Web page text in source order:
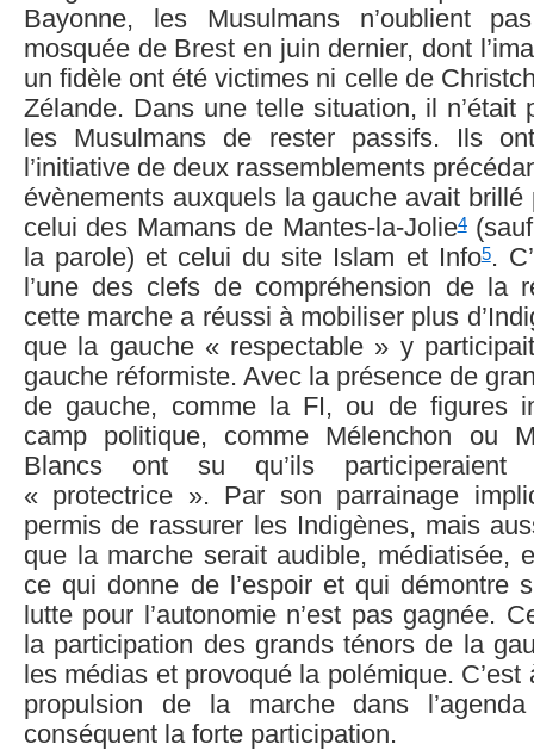
Bayonne, les Musulmans n’oublient
mosquée de Brest en juin dernier, dont
un fidèle ont été victimes ni celle de
Zélande. Dans une telle situation, il n’était
les Musulmans de rester passifs. Ils
l’initiative de deux rassemblements
évènements auxquels la gauche avait
celui des Mamans de Mantes-la-Jolie4(sauf
la parole) et celui du site Islam et Info5.
l’une des clefs de compréhension de la
cette marche a réussi à mobiliser plus
que la gauche « respectable » y
gauche réformiste. Avec la présence de
de gauche, comme la FI, ou de figures
camp politique, comme Mélenchon ou
Blancs ont su qu’ils
« protectrice ». Par son parrainage
permis de rassurer les Indigènes, mais
que la marche serait audible, médiatisée,
ce qui donne de l’espoir et qui démontre
lutte pour l’autonomie n’est pas gagnée.
la participation des grands ténors de la
les médias et provoqué la polémique. C’est
propulsion de la marche dans
conséquent la forte participation.